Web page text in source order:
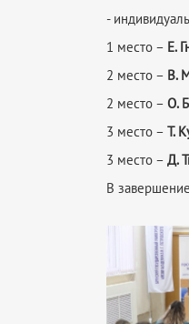
-
1 место – Е.
2 место – В.
2 место – О.
3 место – Т.
3 место – Д.
В